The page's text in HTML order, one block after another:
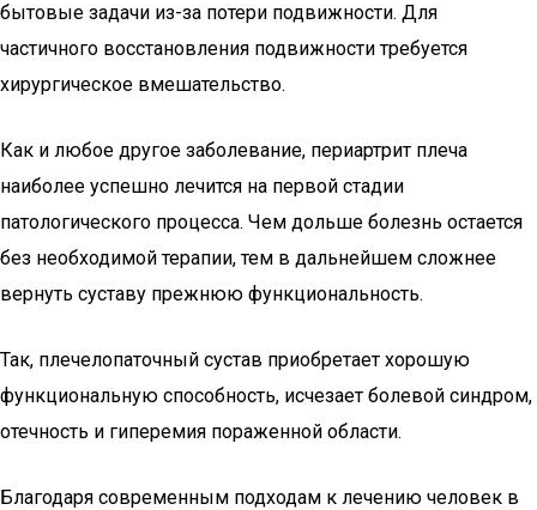
бытовые задачи из-за потери подвижности. Для
частичного восстановления подвижности требуется
хирургическое вмешательство.
Как и любое другое заболевание, периартрит плеча
наиболее успешно лечится на первой стадии
патологического процесса. Чем дольше болезнь остается
без необходимой терапии, тем в дальнейшем сложнее
вернуть суставу прежнюю функциональность.
Так, плечелопаточный сустав приобретает хорошую
функциональную способность, исчезает болевой синдром,
отечность и гиперемия пораженной области.
Благодаря современным подходам к лечению человек в